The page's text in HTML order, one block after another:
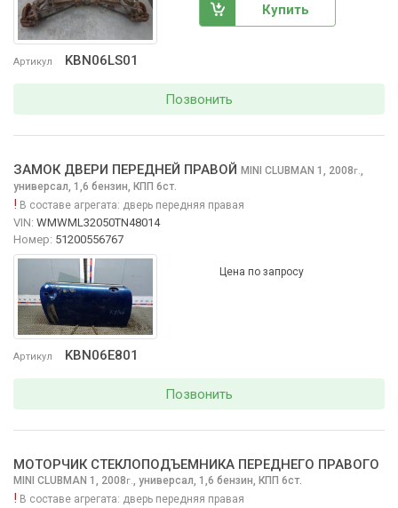
Артикул KBN06LS01
Купить
Позвонить
Артикул KBN06E801
ЗАМОК ДВЕРИ ПЕРЕДНЕЙ ПРАВОЙ MINI CLUBMAN 1, 2008г.,
универсал, 1,6 бензин, КПП 6ст.
! В составе агрегата: дверь передняя правая
VIN: WMWML32050TN48014
Номер: 51200556767
Цена по запросу
Позвонить
МОТОРЧИК СТЕКЛОПОДЪЕМНИКА ПЕРЕДНЕГО ПРАВОГО
MINI CLUBMAN 1, 2008г., универсал, 1,6 бензин, КПП 6ст.
! В составе агрегата: дверь передняя правая